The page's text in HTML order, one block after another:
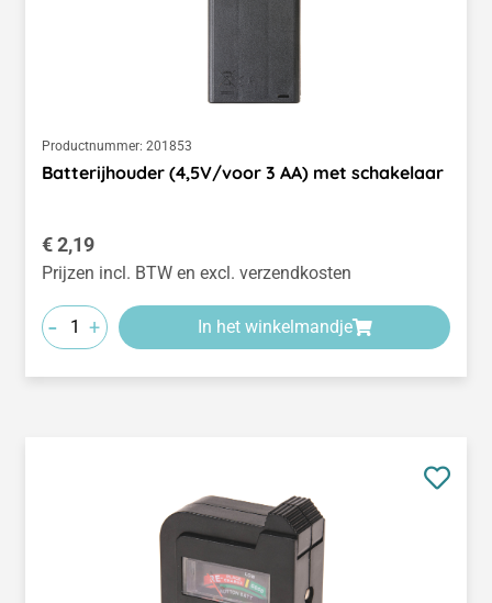
Productnummer: 201853
Batterijhouder (4,5V/voor 3 AA) met schakelaar
Normale prijs:
€ 2,19
Prijzen incl. BTW en excl. verzendkosten
- + In het winkelmandje